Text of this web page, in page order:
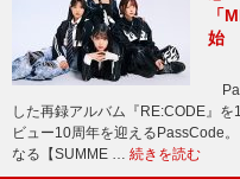
「
始
した再録アルバム『RE:CODE』
ビュー10周年を迎えるPassCode
なる【SUMME … 続きを読む